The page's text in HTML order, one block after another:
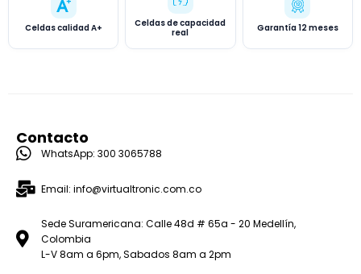
Celdas calidad A+
Celdas de capacidad
real
Garantía 12 meses
Contacto
WhatsApp: 300 3065788
Email: info@virtualtronic.com.co
Sede Suramericana: Calle 48d # 65a - 20 Medellín,
Colombia
L-V 8am a 6pm, Sabados 8am a 2pm